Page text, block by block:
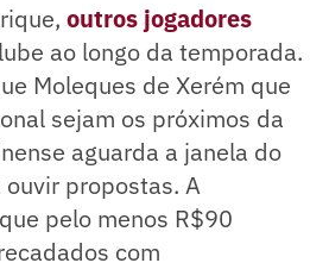
outros jogadores
ao longo da temporada.
Moleques de Xerém que
sejam os próximos da
aguarda a janela do
propostas. A
pelo menos R$90
com